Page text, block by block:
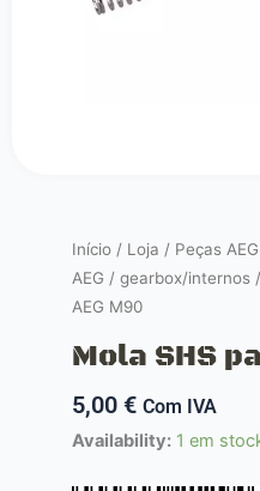
Início / Loja / Peças AEG
AEG / gearbox/internos /
AEG M90
Mola SHS
5,00 € Com IVA
Availability: 1 em
Quantidade